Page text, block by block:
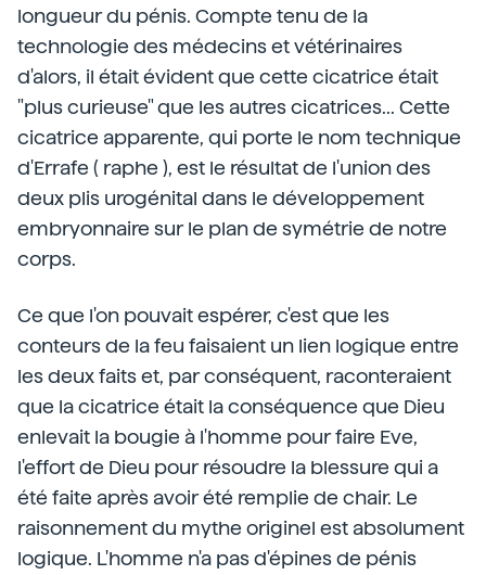
longueur du pénis. Compte tenu de la
technologie des médecins et vétérinaires
d'alors, il était évident que cette cicatrice était
"plus curieuse" que les autres cicatrices... Cette
cicatrice apparente, qui porte le nom technique
d'Errafe ( raphe ), est le résultat de l'union des
deux plis urogénital dans le développement
embryonnaire sur le plan de symétrie de notre
corps.
Ce que l'on pouvait espérer, c'est que les
conteurs de la feu faisaient un lien logique entre
les deux faits et, par conséquent, raconteraient
que la cicatrice était la conséquence que Dieu
enlevait la bougie à l'homme pour faire Eve,
l'effort de Dieu pour résoudre la blessure qui a
été faite après avoir été remplie de chair. Le
raisonnement du mythe originel est absolument
logique. L'homme n'a pas d'épines de pénis